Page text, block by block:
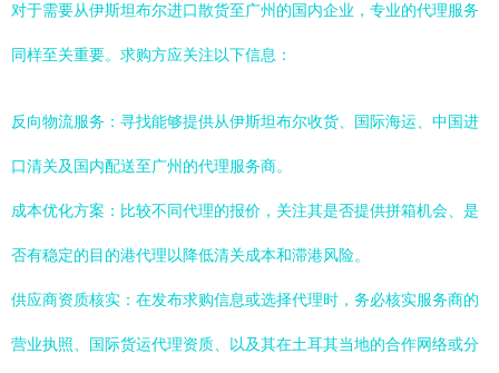
对于需要从伊斯坦布尔进口散货至广州的国内企业，专业的代理服务
同样至关重要。求购方应关注以下信息：
反向物流服务：寻找能够提供从伊斯坦布尔收货、国际海运、中国进
口清关及国内配送至广州的代理服务商。
成本优化方案：比较不同代理的报价，关注其是否提供拼箱机会、是
否有稳定的目的港代理以降低清关成本和滞港风险。
供应商资质核实：在发布求购信息或选择代理时，务必核实服务商的
营业执照、国际货运代理资质、以及其在土耳其当地的合作网络或分